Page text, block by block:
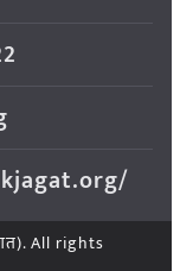
. All rights